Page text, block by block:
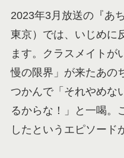
2023年3月放送の『あ
東京）では、いじめに
ます。クラスメイトが
慢の限界」が来たあの
つかんで「それやめな
るからな！」と一喝。
したというエピソード